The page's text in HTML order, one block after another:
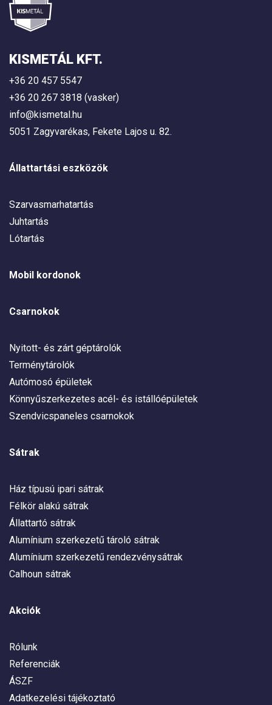
KISMETÁL KFT.
+36 20 457 5547
+36 20 267 3818 (vasker)
info@kismetal.hu
5051 Zagyvarékas, Fekete Lajos u. 82.
Állattartási eszközök
Szarvasmarhatartás
Juhtartás
Lótartás
Mobil kordonok
Csarnokok
Nyitott- és zárt géptárolók
Terménytárolók
Autómosó épületek
Könnyűszerkezetes acél- és istállóépületek
Szendvicspaneles csarnokok
Sátrak
Ház típusú ipari sátrak
Félkör alakú sátrak
Állattartó sátrak
Alumínium szerkezetű tároló sátrak
Alumínium szerkezetű rendezvénysátrak
Calhoun sátrak
Akciók
Rólunk
Referenciák
ÁSZF
Adatkezelési tájékoztató